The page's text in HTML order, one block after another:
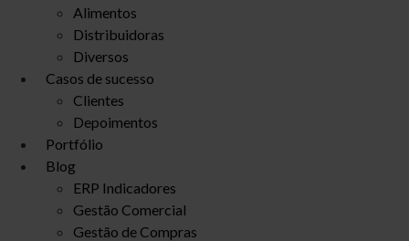
Alimentos
Distribuidoras
Diversos
Casos de sucesso
Clientes
Depoimentos
Portfólio
Blog
ERP Indicadores
Gestão Comercial
Gestão de Compras